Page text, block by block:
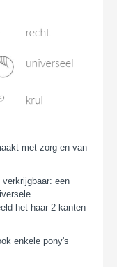
met zorg en van
een
het haar 2 kanten
enkele pony's